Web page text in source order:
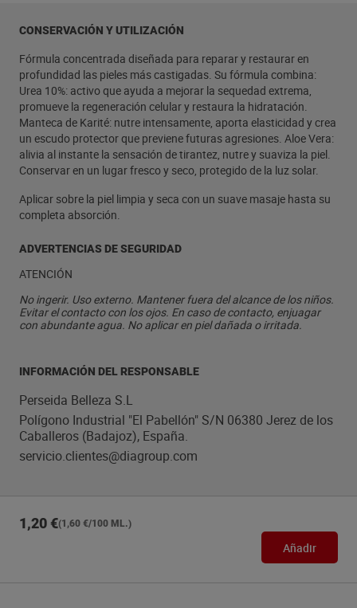
CONSERVACIÓN Y UTILIZACIÓN
Fórmula concentrada diseñada para reparar y restaurar en
profundidad las pieles más castigadas. Su fórmula combina:
Urea 10%: activo que ayuda a mejorar la sequedad extrema,
promueve la regeneración celular y restaura la hidratación.
Manteca de Karité: nutre intensamente, aporta elasticidad y crea
un escudo protector que previene futuras agresiones. Aloe Vera:
alivia al instante la sensación de tirantez, nutre y suaviza la piel.
Conservar en un lugar fresco y seco, protegido de la luz solar.
Aplicar sobre la piel limpia y seca con un suave masaje hasta su
completa absorción.
ADVERTENCIAS DE SEGURIDAD
ATENCIÓN
No ingerir. Uso externo. Mantener fuera del alcance de los niños.
Evitar el contacto con los ojos. En caso de contacto, enjuagar
con abundante agua. No aplicar en piel dañada o irritada.
INFORMACIÓN DEL RESPONSABLE
Perseida Belleza S.L
Polígono Industrial "El Pabellón" S/N 06380 Jerez de los
Caballeros (Badajoz), España.
servicio.clientes@diagroup.com
1,20 €(1,60 €/100 ML.)
Añadir